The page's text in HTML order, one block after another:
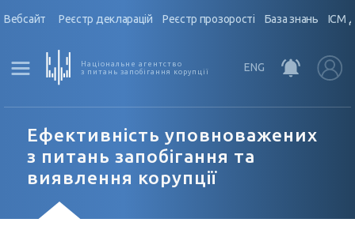
Вебсайт Реєстр декларацій Реєстр прозорості База знань ІСМ
Національне агентство
з питань запобігання корупції
ENG
Ефективність уповноважених
з питань запобігання та
виявлення корупції